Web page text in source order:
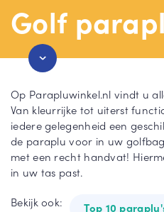
ng
e
pa
ra
u
Lu
xe
pa
ra
u
au
we
u
Zw
art
e
pl
co
ne
M
ax
co
Golf
Op Parapluwinkel.nl vindt u
Van kleurrijke tot uiterst
iedere gelegenheid een
de paraplu voor in uw
met een recht handvat!
in uw tas past.
Bekijk ook:
Top 10